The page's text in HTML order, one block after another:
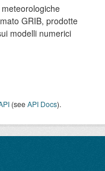
GRIB, prodotte
modelli numerici
(seeAPI Docs).